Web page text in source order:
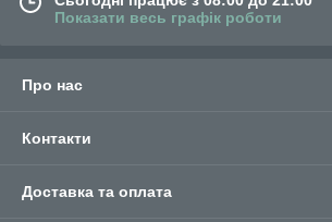
Показати весь графік роботи
Про нас
Контакти
Доставка та оплата